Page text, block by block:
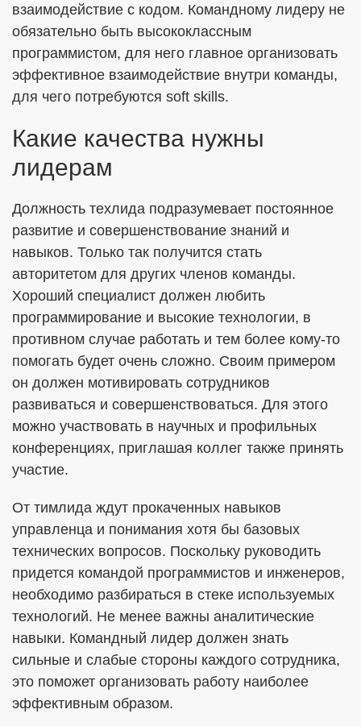
взаимодействие с кодом. Командному лидеру не
обязательно быть высококлассным
программистом, для него главное организовать
эффективное взаимодействие внутри команды,
для чего потребуются soft skills.
Какие качества нужны
лидерам
Должность техлида подразумевает постоянное
развитие и совершенствование знаний и
навыков. Только так получится стать
авторитетом для других членов команды.
Хороший специалист должен любить
программирование и высокие технологии, в
противном случае работать и тем более кому-то
помогать будет очень сложно. Своим примером
он должен мотивировать сотрудников
развиваться и совершенствоваться. Для этого
можно участвовать в научных и профильных
конференциях, приглашая коллег также принять
участие.
От тимлида ждут прокаченных навыков
управленца и понимания хотя бы базовых
технических вопросов. Поскольку руководить
придется командой программистов и инженеров,
необходимо разбираться в стеке используемых
технологий. Не менее важны аналитические
навыки. Командный лидер должен знать
сильные и слабые стороны каждого сотрудника,
это поможет организовать работу наиболее
эффективным образом.